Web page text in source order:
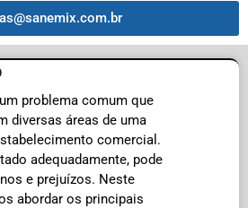
problema comum que
diversas áreas de uma
comercial.
adequadamente, pode
e prejuízos. Neste
abordar os principais